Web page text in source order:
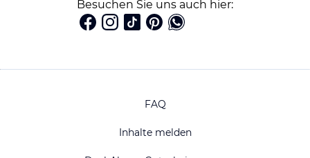
Besuchen Sie uns auch hier:
FAQ
Inhalte melden